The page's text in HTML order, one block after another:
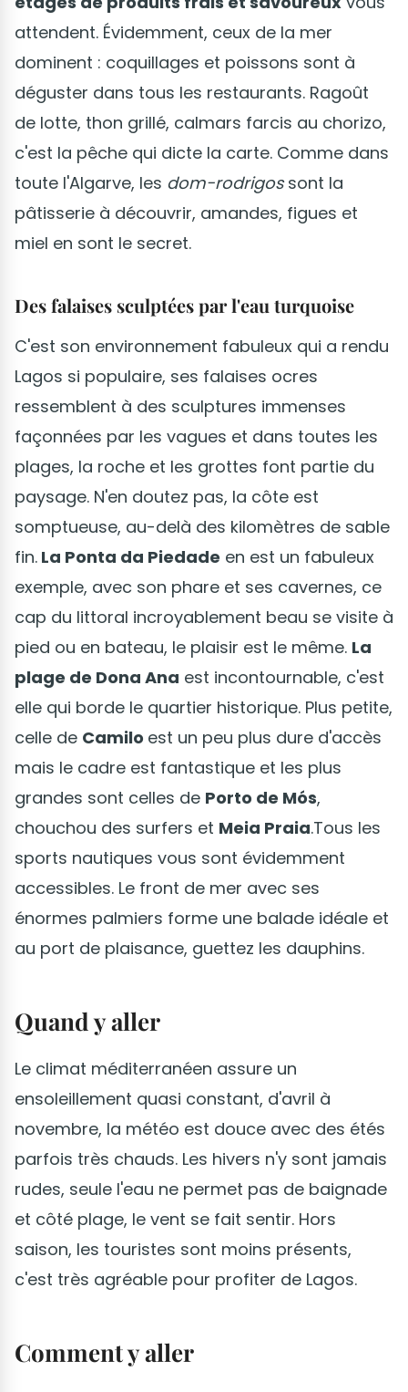
attendent. Évidemment, ceux de la mer
dominent : coquillages et poissons sont à
déguster dans tous les restaurants. Ragoût
de lotte, thon grillé, calmars farcis au chorizo,
c'est la pêche qui dicte la carte. Comme dans
toute l'Algarve, les dom-rodrigossont la
pâtisserie à découvrir, amandes, figues et
miel en sont le secret.
Des falaises sculptées par l'eau turquoise
C'est son environnement fabuleux qui a rendu
Lagos si populaire, ses falaises ocres
ressemblent à des sculptures immenses
façonnées par les vagues et dans toutes les
plages, la roche et les grottes font partie du
paysage. N'en doutez pas, la côte est
somptueuse, au-delà des kilomètres de sable
fin. La Ponta da Piedade en est un fabuleux
exemple, avec son phare et ses cavernes, ce
cap du littoral incroyablement beau se visite à
pied ou en bateau, le plaisir est le même. La
plage de Dona Ana est incontournable, c'est
elle qui borde le quartier historique. Plus petite,
celle de Camilo est un peu plus dure d'accès
mais le cadre est fantastique et les plus
grandes sont celles de Porto de Mós,
chouchou des surfers et Meia Praia.Tous les
sports nautiques vous sont évidemment
accessibles. Le front de mer avec ses
énormes palmiers forme une balade idéale et
au port de plaisance, guettez les dauphins.
Quand y aller
Le climat méditerranéen assure un
ensoleillement quasi constant, d'avril à
novembre, la météo est douce avec des étés
parfois très chauds. Les hivers n'y sont jamais
rudes, seule l'eau ne permet pas de baignade
et côté plage, le vent se fait sentir. Hors
saison, les touristes sont moins présents,
c'est très agréable pour profiter de Lagos.
Comment y aller